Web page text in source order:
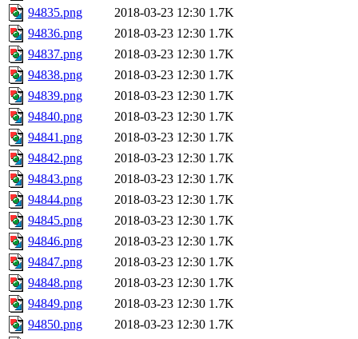
94835.png
2018-03-23 12:30 1.7K
94836.png
2018-03-23 12:30 1.7K
94837.png
2018-03-23 12:30 1.7K
94838.png
2018-03-23 12:30 1.7K
94839.png
2018-03-23 12:30 1.7K
94840.png
2018-03-23 12:30 1.7K
94841.png
2018-03-23 12:30 1.7K
94842.png
2018-03-23 12:30 1.7K
94843.png
2018-03-23 12:30 1.7K
94844.png
2018-03-23 12:30 1.7K
94845.png
2018-03-23 12:30 1.7K
94846.png
2018-03-23 12:30 1.7K
94847.png
2018-03-23 12:30 1.7K
94848.png
2018-03-23 12:30 1.7K
94849.png
2018-03-23 12:30 1.7K
94850.png
2018-03-23 12:30 1.7K